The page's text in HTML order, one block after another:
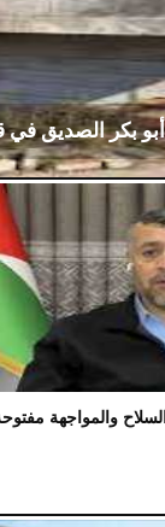
بكر الصديق
والمواجهة